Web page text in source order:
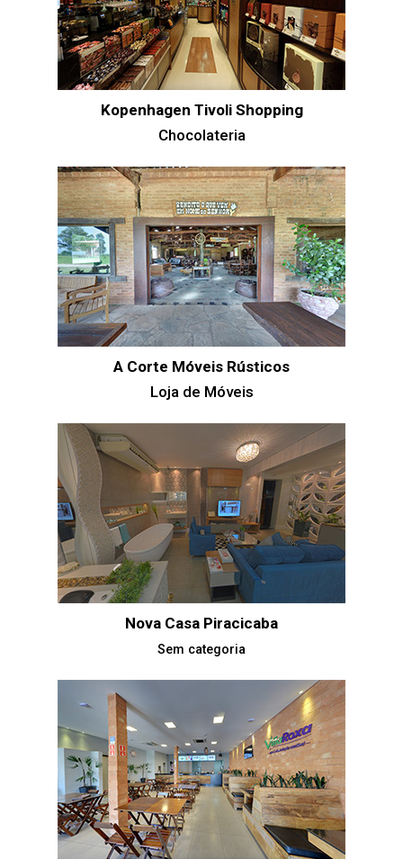
Kopenhagen Tivoli Shopping
Chocolateria
A Corte Móveis Rústicos
Loja de Móveis
Nova Casa Piracicaba
Sem categoria